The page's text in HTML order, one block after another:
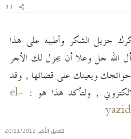
#3
جزيل الشكر وأطيبه على هذا
الله جل وعلا أن يجزل لك الأجر
ويعينك على قضائها , وقد
, ولتأكد هذا هو : el-
التعديل الأخير: 20/11/2012